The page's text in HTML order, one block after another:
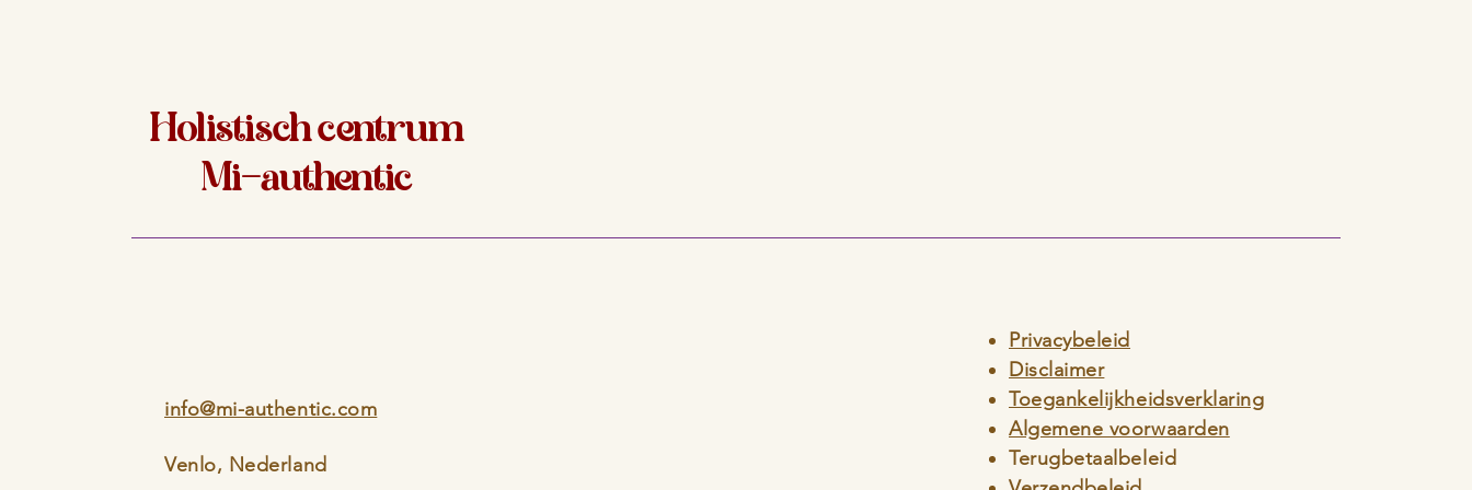
Holistisch centrum
Mi-authentic
info@mi-authentic.com
Venlo, Nederland
Privacybeleid
Disclaimer
Toegankelijkheidsverklaring
Algemene voorwaarden
Terugbetaalbeleid